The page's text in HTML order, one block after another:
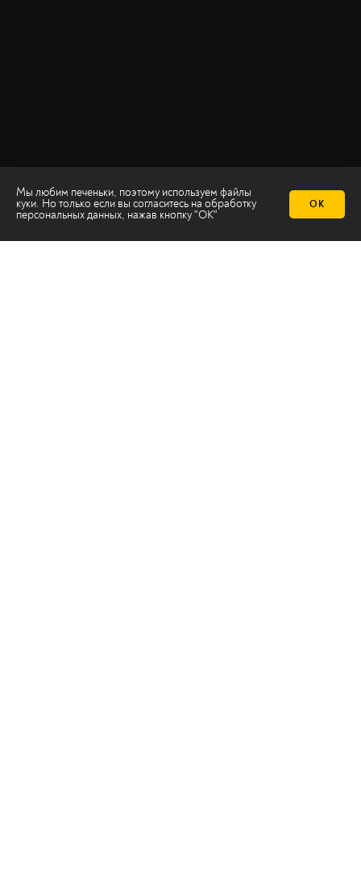
Мы любим печеньки, поэтому используем файлы
куки. Но только если вы согласитесь на обработку
персональных данных, нажав кнопку "ОК"
ОК